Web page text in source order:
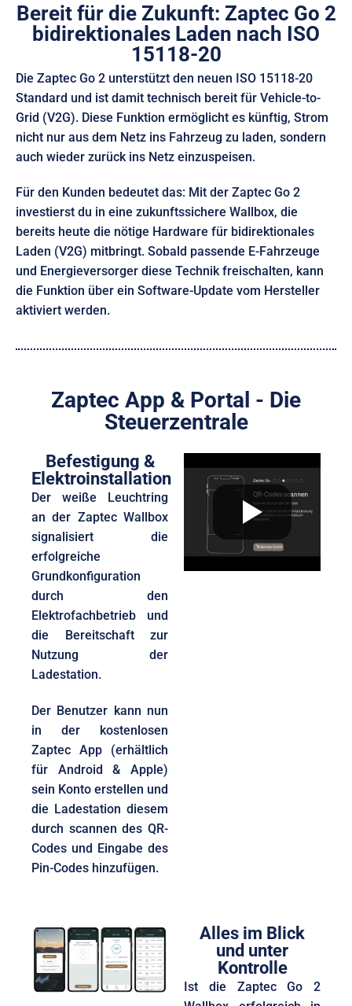
Bereit für die Zukunft: Zaptec Go 2
bidirektionales Laden nach ISO
15118-20
Die Zaptec Go 2 unterstützt den neuen ISO 15118-20
Standard und ist damit technisch bereit für Vehicle-to-
Grid (V2G). Diese Funktion ermöglicht es künftig, Strom
nicht nur aus dem Netz ins Fahrzeug zu laden, sondern
auch wieder zurück ins Netz einzuspeisen.
Für den Kunden bedeutet das: Mit der Zaptec Go 2
investierst du in eine zukunftssichere Wallbox, die
bereits heute die nötige Hardware für bidirektionales
Laden (V2G) mitbringt. Sobald passende E-Fahrzeuge
und Energieversorger diese Technik freischalten, kann
die Funktion über ein Software-Update vom Hersteller
aktiviert werden.
Zaptec App & Portal - Die
Steuerzentrale
Befestigung &
Elektroinstallation
Der weiße Leuchtring
an der Zaptec Wallbox
signalisiert die
erfolgreiche
Grundkonfiguration
durch den
Elektrofachbetrieb und
die Bereitschaft zur
Nutzung der
Ladestation.
Der Benutzer kann nun
in der kostenlosen
Zaptec App (erhältlich
für Android & Apple)
sein Konto erstellen und
die Ladestation diesem
durch scannen des QR-
Codes und Eingabe des
Pin-Codes hinzufügen.
Alles im Blick
und unter
Kontrolle
Ist die Zaptec Go 2